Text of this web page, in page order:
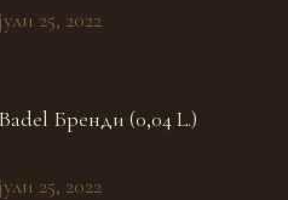
јули 25, 2022
Badel Бренди (0,04 L.)
јули 25, 2022